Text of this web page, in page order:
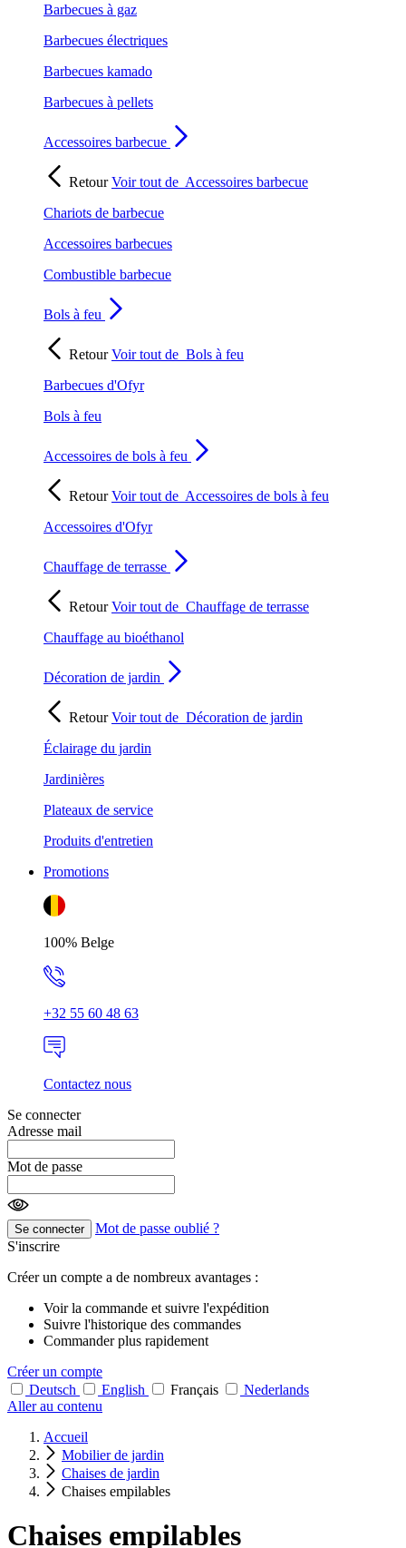
Barbecues à gaz
Barbecues électriques
Barbecues kamado
Barbecues à pellets
Accessoires barbecue
RetourVoir tout de Accessoires barbecue
Chariots de barbecue
Accessoires barbecues
Combustible barbecue
Bols à feu
RetourVoir tout de Bols à feu
Barbecues d'Ofyr
Bols à feu
Accessoires de bols à feu
RetourVoir tout de Accessoires de bols à feu
Accessoires d'Ofyr
Chauffage de terrasse
RetourVoir tout de Chauffage de terrasse
Chauffage au bioéthanol
Décoration de jardin
RetourVoir tout de Décoration de jardin
Éclairage du jardin
Jardinières
Plateaux de service
Produits d'entretien
Promotions
100% Belge
+32 55 60 48 63
Contactez nous
Se connecter
Adresse mail
Mot de passe
Se connecter
Mot de passe oublié ?
S'inscrire
Créer un compte a de nombreux avantages :
Voir la commande et suivre l'expédition
Suivre l'historique des commandes
Commander plus rapidement
Créer un compte
Deutsch
English Français
Nederlands
Aller au contenu
Accueil
Mobilier de jardin
Chaises de jardin
Chaises empilables
Chaises empilables